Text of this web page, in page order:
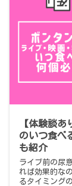
【体験談
のいつ食べ
も紹介
ライブ前の尿
れば効果的な
るタイミング